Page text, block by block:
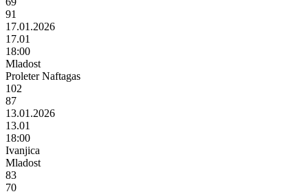
91
17.01.2026
17.01
18:00
Mladost
Proleter Naftagas
102
87
13.01.2026
13.01
18:00
Ivanjica
Mladost
83
70